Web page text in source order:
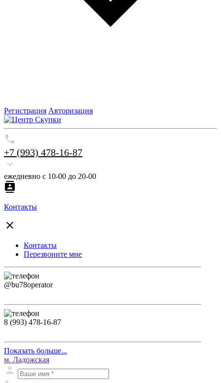
Регистрация Авторизация
+7 (993) 478-16-87
ежедневно с 10-00 до 20-00
Контакты
Контакты
Перезвоните мне
@bu78operator
8 (993) 478-16-87
Показать больше...
м. Ладожская